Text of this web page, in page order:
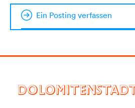
Ein Posting verfassen
DOLOMITENSTADT